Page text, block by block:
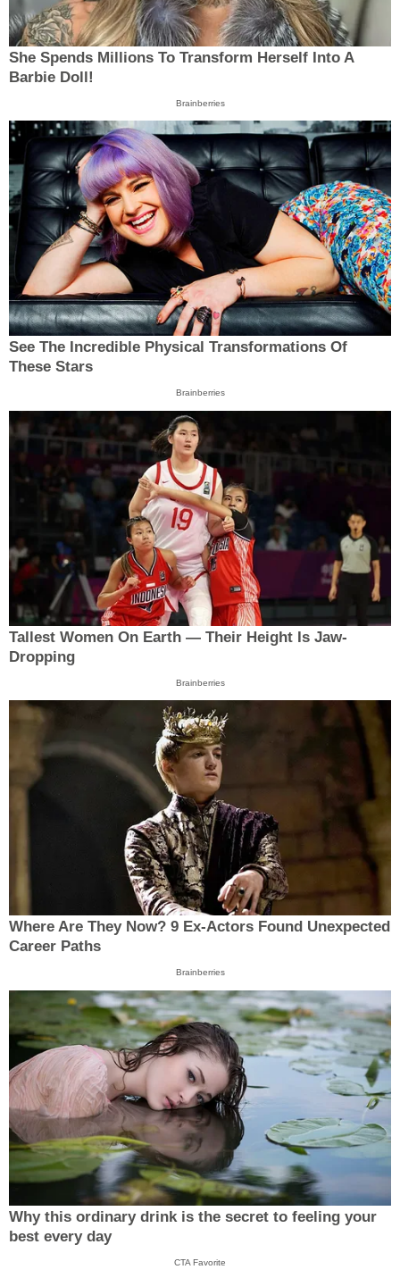
She Spends Millions To Transform Herself Into A
Barbie Doll!
Brainberries
See The Incredible Physical Transformations Of
These Stars
Brainberries
Tallest Women On Earth — Their Height Is Jaw-
Dropping
Brainberries
Where Are They Now? 9 Ex-Actors Found Unexpected
Career Paths
Brainberries
Why this ordinary drink is the secret to feeling your
best every day
CTA Favorite